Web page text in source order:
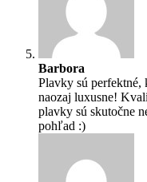
Barbora
Plavky sú perfektné,
naozaj luxusne!
plavky sú skutočne
pohľad :)